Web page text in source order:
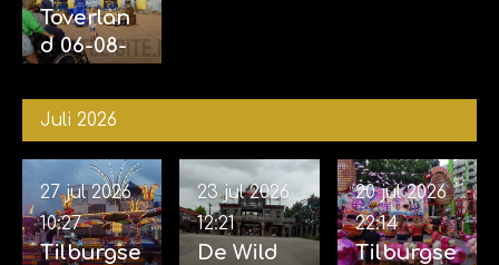
Toverlan
d 06-08-
Juli 2026
Tilburgse
27 jul 2026
10:27
De Wild
23 jul 2026
12:21
Tilburgse
20 jul 2026
22:14